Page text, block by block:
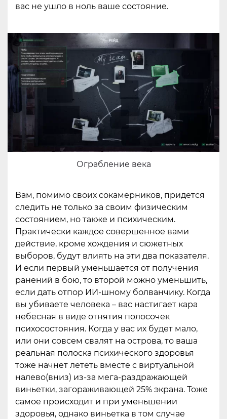
вас не ушло в ноль ваше состояние.
Ограбление века
Вам, помимо своих сокамерников, придется
следить не только за своим физическим
состоянием, но также и психическим.
Практически каждое совершенное вами
действие, кроме хождения и сюжетных
выборов, будут влиять на эти два показателя.
И если первый уменьшается от получения
ранений в бою, то второй можно уменьшить,
если дать отпор ИИ-шному болванчику. Когда
вы убиваете человека – вас настигает кара
небесная в виде отнятия полосочек
психосостояния. Когда у вас их будет мало,
или они совсем свалят на острова, то ваша
реальная полоска психического здоровья
тоже начнет лететь вместе с виртуальной
налево(вниз) из-за мега-раздражающей
виньетки, загораживающей 25% экрана. Тоже
самое происходит и при уменьшении
здоровья, однако виньетка в том случае